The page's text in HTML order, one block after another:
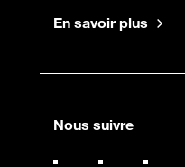
En savoir plus
Nous suivre